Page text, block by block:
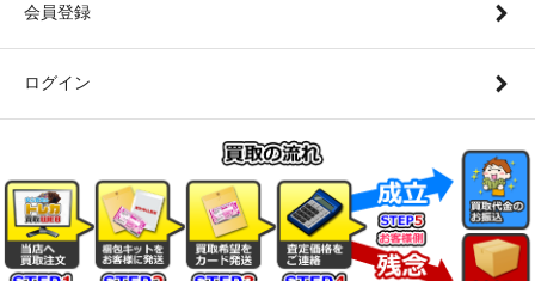
会員登録
ログイン